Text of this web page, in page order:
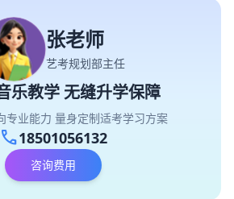
张老师
艺考规划部主任
乐教学 无缝升学保障
专业能力 量身定制适考学习方案
call18501056132
咨询费用